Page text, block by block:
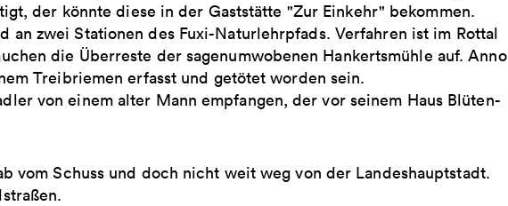
der könnte diese in der Gaststätte "Zur Einkehr" bekommen.
an zwei Stationen des Fuxi-Naturlehrpfads. Verfahren ist im Rottal
die Überreste der sagenumwobenen Hankertsmühle auf. Anno
Treibriemen erfasst und getötet worden sein.
von einem alter Mann empfangen, der vor seinem Haus Blüten-
vom Schuss und doch nicht weit weg von der Landeshauptstadt.